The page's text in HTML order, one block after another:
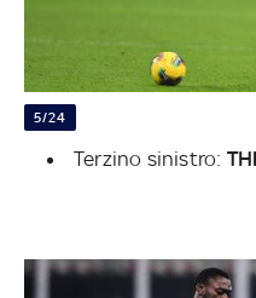
5/24
Terzino sinistro: